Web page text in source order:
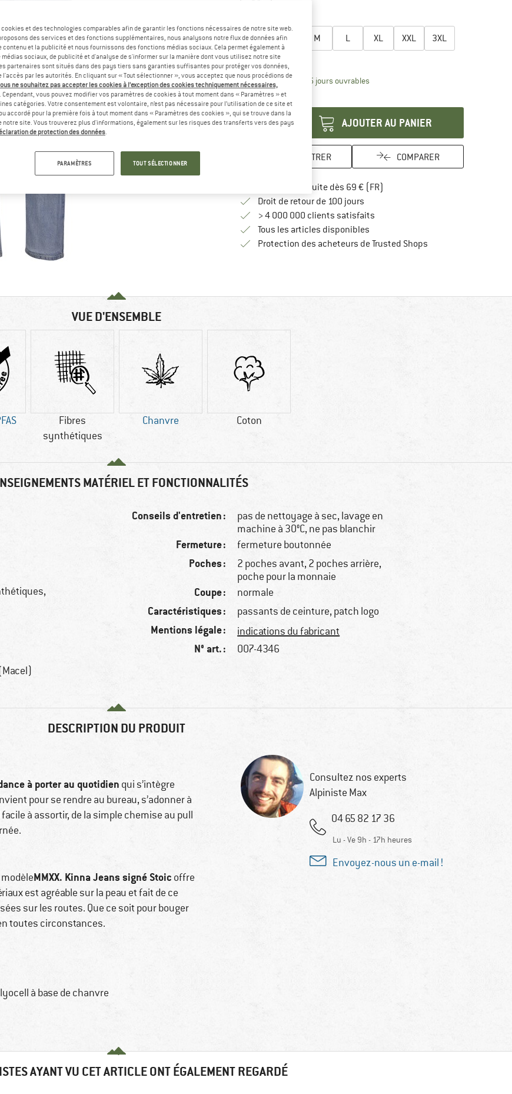
la taille M
la taille M
la taille M
XS S M L XL XXL 3XL
Guide des tailles
Délai de livraison: 3-5 jours ouvrablesLe lien s'ouvre dans une boîte
Quantité:
AJOUTER AU PANIER
ENREGISTRER COMPARER
Livraison gratuite dès 69 € (FR)
Droit de retour de 100 joursTrouve les informations de
> 4 000 000 clients satisfaits
Tous les articles disponibles
Protection des acheteurs de Trusted ShopsTrouve toutes les
VUE D'ENSEMBLE
Fibres
synthétiques
Chanvre Coton
MATÉRIEL ET FONCTIONNALITÉS
Conseils d'entretien :
pas de nettoyage à sec, lavage en
machine à 30°C, ne pas blanchir
Fermeture : fermeture boutonnée
Poches :
2 poches avant, 2 poches arrière,
poche pour la monnaie
Coupe : normale
Caractéristiques : passants de ceinture, patch logo
Mentions légale : indications du fabricant
N° art. : 007-4346
DESCRIPTION DU PRODUIT
à porter au quotidien qui s’intègre
pour se rendre au bureau, s’adonner à
à assortir, de la simple chemise au pull
modèleMMXX. Kinna Jeans signé Stoic offre
est agréable sur la peau et fait de ce
sur les routes. Que ce soit pour bouger
toutes circonstances.
à base de chanvre
Consultez nos experts
Alpiniste Max
04 65 82 17 36
Lu - Ve 9h - 17h heures
Envoyez-nous un e-mail !
AYANT VU CET ARTICLE ONT ÉGALEMENT REGARDÉ
et des technologies comparables afin de garantir les fonctions nécessaires de notre site web.
des services et des fonctions supplémentaires, nous analysons notre flux de données afin
contenu et la publicité et nous fournissons des fonctions médias sociaux. Cela permet également à
médias sociaux, de publicité et d'analyse de s'informer sur la manière dont vous utilisez notre site
partenaires sont situés dans des pays tiers sans garanties suffisantes pour protéger vos données,
l'accès par les autorités. En cliquant sur « Tout sélectionner », vous acceptez que nous procédions de
ne souhaitez pas accepter les cookies à l’exception des cookies techniquement nécessaires,
. Cependant, vous pouvez modifier vos paramètres de cookies à tout moment dans « Paramètres » et
catégories. Votre consentement est volontaire, n’est pas nécessaire pour l’utilisation de ce site et
accordé pour la première fois à tout moment dans « Paramètres des cookies », qui se trouve dans la
notre site. Vous trouverez plus d'informations, également sur les risques des transferts vers des pays
de protection des données.
PARAMÈTRES TOUT SÉLECTIONNER